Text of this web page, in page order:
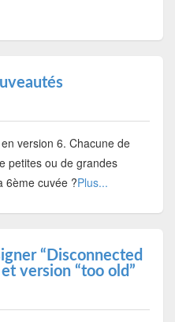
version 6. Chacune de
petites ou de grandes
6ème cuvée ?Plus...
“Disconnected
version “too old”